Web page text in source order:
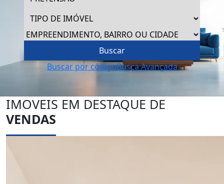
Buscar
Buscar por códigoBusca Avançada
IMOVEIS EM DESTAQUE DE
VENDAS